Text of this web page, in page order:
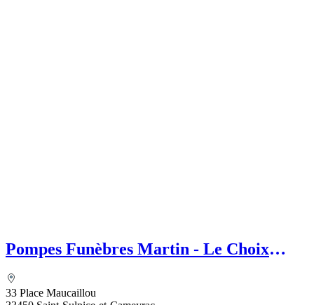
Pompes Funèbres Martin - Le Choix
33 Place Maucaillou